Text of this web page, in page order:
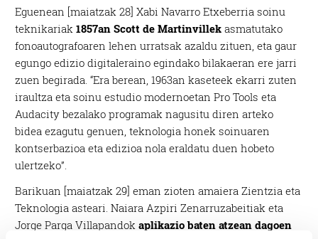
Eguenean [maiatzak 28] Xabi Navarro Etxeberria soinu
teknikariak1857an Scott de Martinvillek asmatutako
fonoautografoaren lehen urratsak azaldu zituen, eta gaur
egungo edizio digitaleraino egindako bilakaeran ere jarri
zuen begirada. “Era berean, 1963an kaseteek ekarri zuten
iraultza eta soinu estudio modernoetan Pro Tools eta
Audacity bezalako programak nagusitu diren arteko
bidea ezagutu genuen, teknologia honek soinuaren
kontserbazioa eta edizioa nola eraldatu duen hobeto
ulertzeko”.
Barikuan [maiatzak 29] eman zioten amaiera Zientzia eta
Teknologia asteari. Naiara Azpiri Zenarruzabeitiak eta
Jorge Parga Villapandokaplikazio baten atzean dagoen